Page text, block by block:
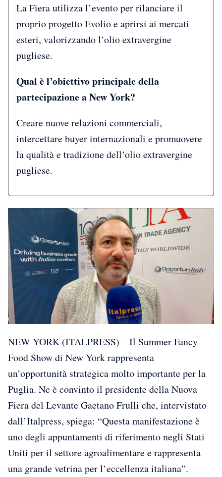
La Fiera utilizza l’evento per rilanciare il
proprio progetto Evolio e aprirsi ai mercati
esteri, valorizzando l’olio extravergine
pugliese.
Qual è l’obiettivo principale della
partecipazione a New York?
Creare nuove relazioni commerciali,
intercettare buyer internazionali e promuovere
la qualità e tradizione dell’olio extravergine
pugliese.
NEW YORK (ITALPRESS) – Il Summer Fancy
Food Show di New York rappresenta
un’opportunità strategica molto importante per la
Puglia. Ne è convinto il presidente della Nuova
Fiera del Levante Gaetano Frulli che, intervistato
dall’Italpress, spiega: “Questa manifestazione è
uno degli appuntamenti di riferimento negli Stati
Uniti per il settore agroalimentare e rappresenta
una grande vetrina per l’eccellenza italiana”.